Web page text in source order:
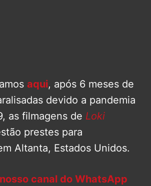
aqui, após 6 meses de
devido a pandemia
as filmagens de Loki
prestes para
Altanta, Estados Unidos.
canal do WhatsApp